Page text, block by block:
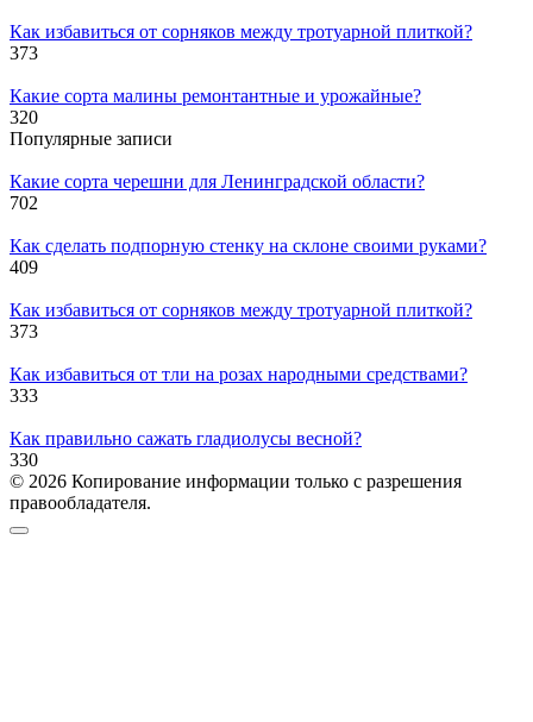
Как избавиться от сорняков между тротуарной плиткой?
373
Какие сорта малины ремонтантные и урожайные?
320
Популярные записи
Какие сорта черешни для Ленинградской области?
702
Как сделать подпорную стенку на склоне своими руками?
409
Как избавиться от сорняков между тротуарной плиткой?
373
Как избавиться от тли на розах народными средствами?
333
Как правильно сажать гладиолусы весной?
330
© 2026 Копирование информации только с разрешения
правообладателя.